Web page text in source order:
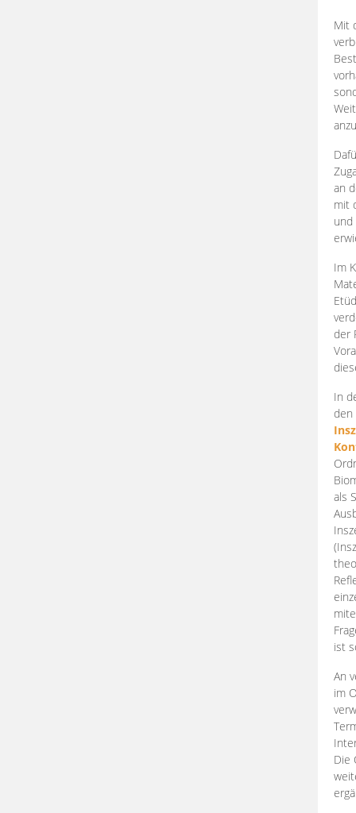
Mit
an
mit
und
Im
der
In
den
als
ist
An
im
Die